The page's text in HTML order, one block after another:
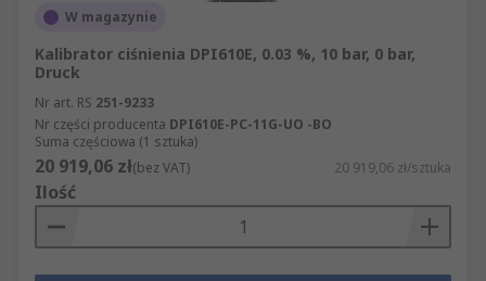
W magazynie
Kalibrator ciśnienia DPI610E, 0.03 %, 10 bar, 0 bar,
Druck
Nr art. RS 251-9233
Nr części producenta DPI610E-PC-11G-UO -BO
Suma częściowa (1 sztuka)
20 919,06 zł(bez VAT) 20 919,06 zł/sztuka
Ilość